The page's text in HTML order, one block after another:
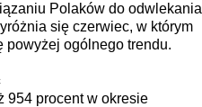
Polaków do odwlekania
się czerwiec, w którym
powyżej ogólnego trendu.
954 procent w okresie